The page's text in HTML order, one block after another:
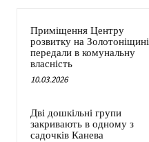
Приміщення Центру
розвитку на Золотоніщині
передали в комунальну
власність
10.03.2026
Дві дошкільні групи
закривають в одному з
садочків Канева